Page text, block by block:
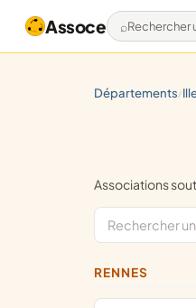
Assoce
départements/
Associations
RENNES